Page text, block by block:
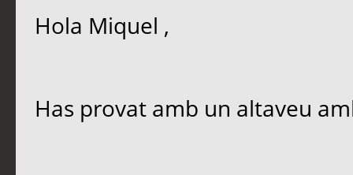
Hola Miquel ,
Has provat amb un altaveu